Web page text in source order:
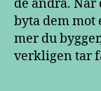
de andra. När
byta dem mot
mer du
verkligen tar